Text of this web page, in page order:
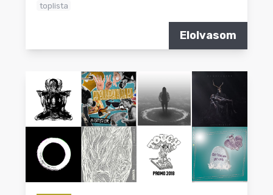
toplista
Elolvasom